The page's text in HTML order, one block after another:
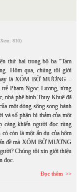
810)
thứ hai trong bộ ba "Tam
Hôm qua, chúng tôi giới
là XÓM BỜ MƯƠNG –
trẻ Phạm Ngọc Lương, từng
nhà phê bình Thụy Khuê đã
một dòng sông song hành
và số phận bi thảm của một
càng khiến người đọc rùng
còn là một ẩn dụ của hôm
đề mà XÓM BỜ MƯƠNG
Chúng tôi xin giới thiệu
đọc.
Đọc thêm